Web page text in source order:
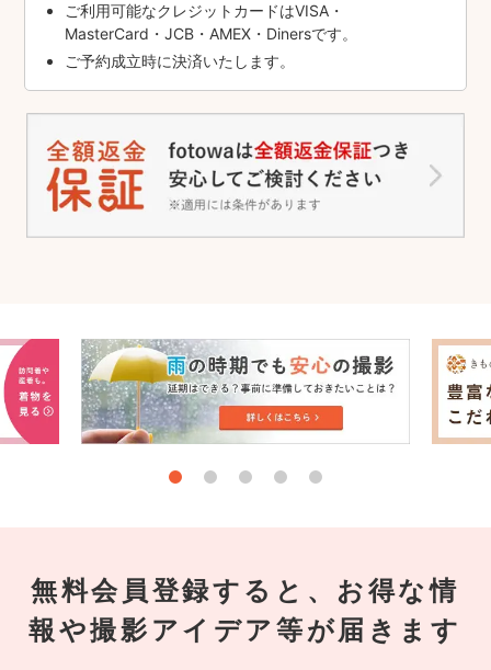
ご利用可能なクレジットカードはVISA・
MasterCard・JCB・AMEX・Dinersです。
ご予約成立時に決済いたします。
無料会員登録すると、お得な情
報や撮影アイデア等が届きます